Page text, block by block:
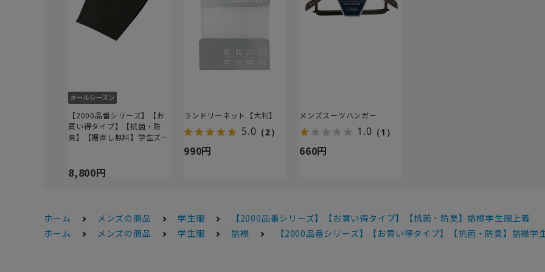
【2000品番シリーズ】【お
買い得タイプ】【抗菌・防
臭】【裾直し無料】学生ズボ
8,800円
ランドリーネット【大判】
5.0 （2）
990円
メンズスーツハンガー
1.0 （1）
660円
ホーム メンズの商品 学生服
【2000品番シリーズ】【お買い得タイプ】【抗菌・防臭】詰襟学生服上着
ホーム
メンズの商品 学生服 詰襟 【2000品番シリーズ】【お買い得タイプ】【抗菌・防臭】詰襟学